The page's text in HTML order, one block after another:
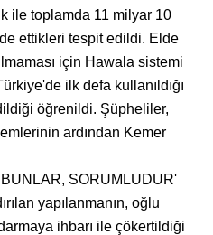
ile toplamda 11 milyar 10
ettikleri tespit edildi. Elde
için Hawala sistemi
ilk defa kullanıldığı
öğrenildi. Şüpheliler,
ardından Kemer
SORUMLUDUR'
yapılanmanın, oğlu
ihbarı ile çökertildiği